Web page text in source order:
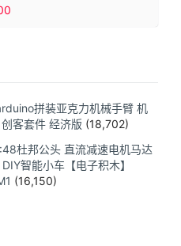
拼装亚克力机械手臂 机
客套件 经济版 (18,702)
杜邦公头 直流减速电机马达
智能小车【电子积木】
(16,150)